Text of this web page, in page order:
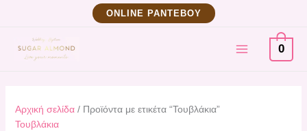
περιεχόμενο
ΟNLINE ΡΑΝΤΕΒΟΥ
MAIN
MENU
0
Αρχική σελίδα/ Προϊόντα με ετικέτα “Τουβλάκια”
Τουβλάκια